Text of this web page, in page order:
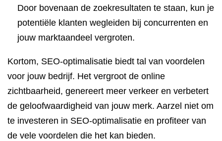
Door bovenaan de zoekresultaten te staan, kun je
potentiële klanten wegleiden bij concurrenten en
jouw marktaandeel vergroten.
Kortom, SEO-optimalisatie biedt tal van voordelen
voor jouw bedrijf. Het vergroot de online
zichtbaarheid, genereert meer verkeer en verbetert
de geloofwaardigheid van jouw merk. Aarzel niet om
te investeren in SEO-optimalisatie en profiteer van
de vele voordelen die het kan bieden.